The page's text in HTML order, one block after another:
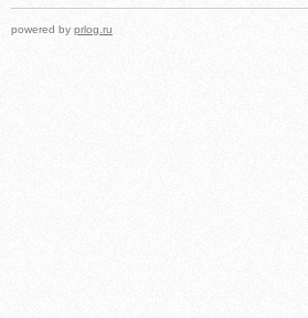
powered by prlog.ru